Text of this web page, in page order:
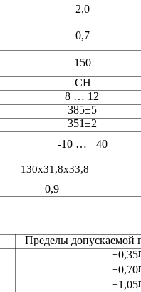
2,0
0,7
150
-10 … +40
CH
В 8 … 12
Ом 385±5
Ом 351±2
130x31,8x33,8
0,9
Пределы допускаемой
±0,35
±0,70
±1,05